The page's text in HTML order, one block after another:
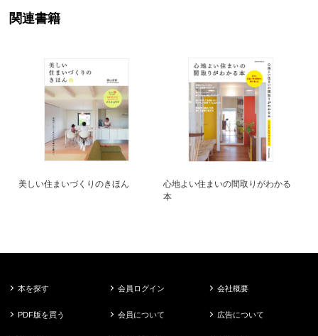
関連書籍
美しい住まいづくりのきほん
心地よい住まいの間取りがわかる
本
本を探す
PDF版を買う
会員ログイン
会員について
会社概要
広告について